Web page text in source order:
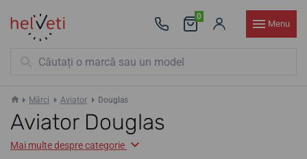
0
Menu
Mărci Aviator Douglas
Aviator Douglas
Mai multe despre categorie